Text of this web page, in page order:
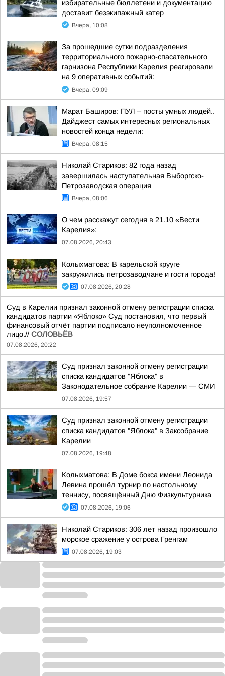
избирательные бюллетени и документацию
доставит безэкипажный катер
Вчера, 10:08
За прошедшие сутки подразделения
территориального пожарно-спасательного
гарнизона Республики Карелия реагировали
на 9 оперативных событий:
Вчера, 09:09
Марат Баширов: ПУЛ – посты умных людей..
Дайджест самых интересных региональных
новостей конца недели:
Вчера, 08:15
Николай Стариков: 82 года назад
завершилась наступательная Выборгско-
Петрозаводская операция
Вчера, 08:06
О чем расскажут сегодня в 21.10 «Вести
Карелия»:
07.08.2026, 20:43
Колыхматова: В карельской крууге
закружились петрозаводчане и гости города!
07.08.2026, 20:28
Суд в Карелии признал законной отмену регистрации списка
кандидатов партии «Яблоко» Суд постановил, что первый
финансовый отчёт партии подписало неуполномоченное
лицо.// СОЛОВЬЁВ
07.08.2026, 20:22
Суд признал законной отмену регистрации
списка кандидатов "Яблока" в
Законодательное собрание Карелии — СМИ
07.08.2026, 19:57
Суд признал законной отмену регистрации
списка кандидатов "Яблока" в Заксобрание
Карелии
07.08.2026, 19:48
Колыхматова: В Доме бокса имени Леонида
Левина прошёл турнир по настольному
теннису, посвящённый Дню Физкультурника
07.08.2026, 19:06
Николай Стариков: 306 лет назад произошло
морское сражение у острова Гренгам
07.08.2026, 19:03